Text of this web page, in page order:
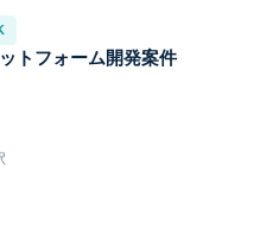
トフォーム開発案件